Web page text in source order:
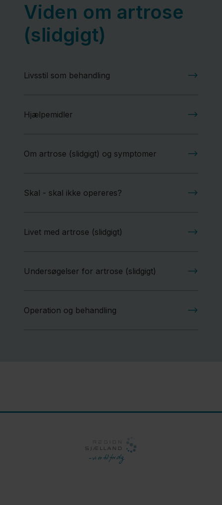
Viden om artrose
(slidgigt)
Livsstil som behandling
Hjælpemidler
Om artrose (slidgigt) og symptomer
Skal - skal ikke opereres?
Livet med artrose (slidgigt)
Undersøgelser for artrose (slidgigt)
Operation og behandling